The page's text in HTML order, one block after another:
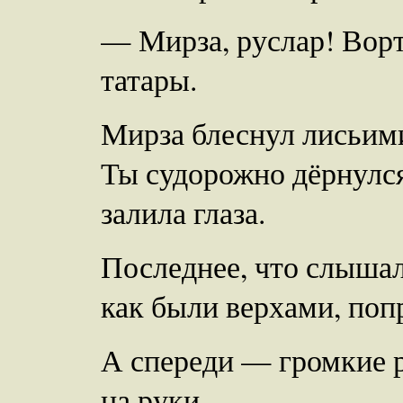
— Мирза, руслар!
татары.
Мирза блеснул
Ты судорожно
залила глаза.
Последнее, что
как были верхами,
А спереди — громкие